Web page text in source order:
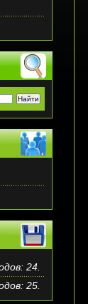
24.
25.